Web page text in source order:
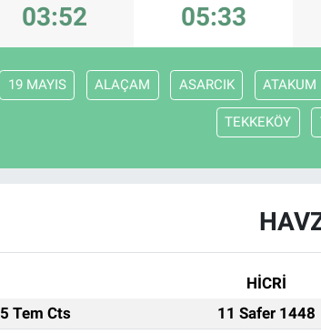
03:52 05:33
19 MAYIS ALAÇAM ASARCIK ATAKUM
TEKKEKÖY
HİCRİ
Tem Cts
11 Safer 1448